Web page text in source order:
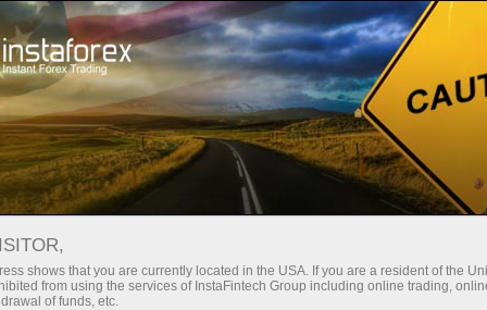
Инвесторлар учун Памм-Тизими
Мониторинг
Ҳисоб-варағининг мониторинги 80671428 - SuperCycle.Info
YES OR NO TRANSLATE
shows that you are currently located in the USA. If you are a resident of the
from using the services of InstaFintech Group including online trading,
of funds, etc.